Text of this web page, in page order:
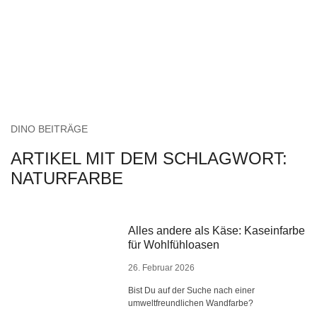
DINO BEITRÄGE
ARTIKEL MIT DEM SCHLAGWORT:
NATURFARBE
Alles andere als Käse: Kaseinfarbe
für Wohlfühloasen
26. Februar 2026
Bist Du auf der Suche nach einer
umweltfreundlichen Wandfarbe?